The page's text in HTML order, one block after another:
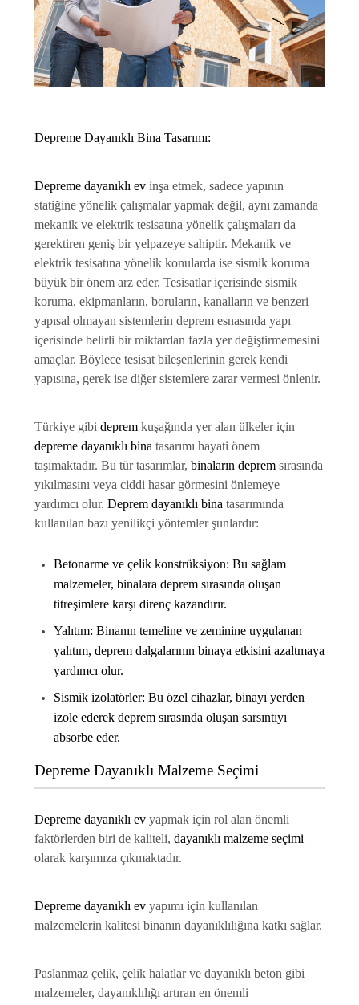
Depreme Dayanıklı Bina Tasarımı:
Depreme dayanıklı ev inşa etmek, sadece yapının
statiğine yönelik çalışmalar yapmak değil, aynı zamanda
mekanik ve elektrik tesisatına yönelik çalışmaları da
gerektiren geniş bir yelpazeye sahiptir. Mekanik ve
elektrik tesisatına yönelik konularda ise sismik koruma
büyük bir önem arz eder. Tesisatlar içerisinde sismik
koruma, ekipmanların, boruların, kanalların ve benzeri
yapısal olmayan sistemlerin deprem esnasında yapı
içerisinde belirli bir miktardan fazla yer değiştirmemesini
amaçlar. Böylece tesisat bileşenlerinin gerek kendi
yapısına, gerek ise diğer sistemlere zarar vermesi önlenir.
Türkiye gibi depremkuşağında yer alan ülkeler için
depreme dayanıklı bina tasarımı hayati önem
taşımaktadır. Bu tür tasarımlar, binaların depremsırasında
yıkılmasını veya ciddi hasar görmesini önlemeye
yardımcı olur. Deprem dayanıklı bina tasarımında
kullanılan bazı yenilikçi yöntemler şunlardır:
Betonarme ve çelik konstrüksiyon: Bu sağlam
malzemeler, binalara deprem sırasında oluşan
titreşimlere karşı direnç kazandırır.
Yalıtım: Binanın temeline ve zeminine uygulanan
yalıtım, deprem dalgalarının binaya etkisini azaltmaya
yardımcı olur.
Sismik izolatörler: Bu özel cihazlar, binayı yerden
izole ederek deprem sırasında oluşan sarsıntıyı
absorbe eder.
Depreme Dayanıklı Malzeme Seçimi
Depreme dayanıklı evyapmak için rol alan önemli
faktörlerden biri de kaliteli, dayanıklı malzeme seçimi
olarak karşımıza çıkmaktadır.
Depreme dayanıklı evyapımı için kullanılan
malzemelerin kalitesi binanın dayanıklılığına katkı sağlar.
Paslanmaz çelik, çelik halatlar ve dayanıklı beton gibi
malzemeler, dayanıklılığı artıran en önemli